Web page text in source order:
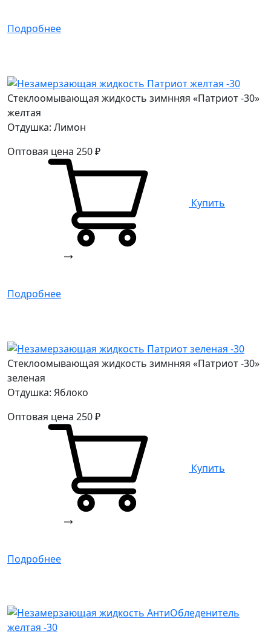
Подробнее
Стеклоомывающая жидкость зимнняя «Патриот -30»
желтая
Отдушка: Лимон
Оптовая цена 250₽
Купить
Подробнее
Стеклоомывающая жидкость зимнняя «Патриот -30»
зеленая
Отдушка: Яблоко
Оптовая цена 250₽
Купить
Подробнее